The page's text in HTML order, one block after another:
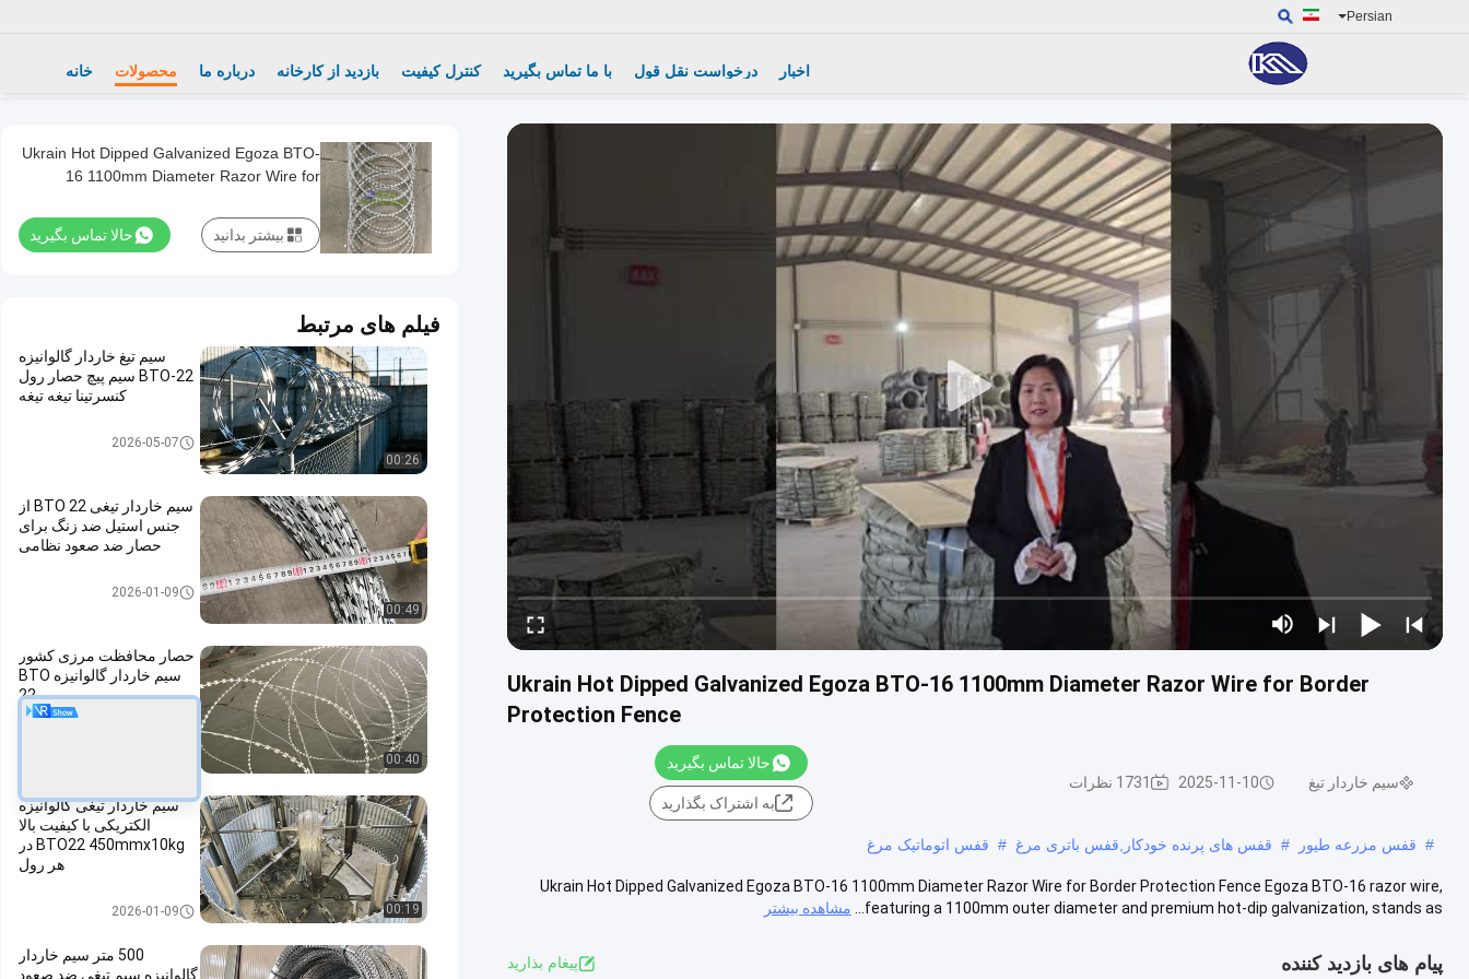
Persian
خانه محصولات درباره ما بازدید از کارخانه کنترل کیفیت با ما تماس بگیرید درخواست نقل قول اخبار
Ukrain Hot Dipped Galvanized Egoza BTO-16 1100mm Diameter Razor Wire for Border
Protection Fence
سیم خاردار تیغ 2025-11-10 1731 نظرات
حالا تماس بگیرید
به اشتراک بگذارید
# قفس مزرعه طیور # قفس های پرنده خودکار,قفس باتری مرغ # قفس اتوماتیک مرغ
Ukrain Hot Dipped Galvanized Egoza BTO-16 1100mm Diameter Razor Wire for Border Protection Fence Egoza BTO-16 razor wire,
featuring a 1100mm outer diameter and premium hot-dip galvanization, stands as...
مشاهده بیشتر
پیام های بازدید کننده پيغام بذاريد
Ukrain Hot Dipped Galvanized Egoza BTO-
16 1100mm Diameter Razor Wire for
حالا تماس بگیرید بیشتر بدانید
فیلم های مرتبط
00:26
سیم تیغ خاردار گالوانیزه
BTO-22 سیم پیچ حصار رول
کنسرتینا تیغه تیغه
2026-05-07
00:49
سیم خاردار تیغی BTO 22 از
جنس استیل ضد زنگ برای
حصار ضد صعود نظامی
2026-01-09
00:40
حصار محافظت مرزی کشور
سیم خاردار گالوانیزه BTO
22
00:19
سیم خاردار تیغی گالوانیزه
الکتریکی با کیفیت بالا
BTO22 450mmx10kg در
هر رول
2026-01-09
500 متر سیم خاردار
گالوانیزه سیم تیغی ضد صعود